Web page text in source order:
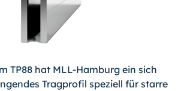
TP88 hat MLL-Hamburg ein sich
Tragprofil speziell für starre